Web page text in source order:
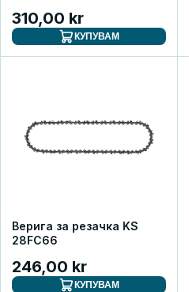
310,00 kr
КУПУВАМ
Верига за резачка KS
28FC66
246,00 kr
КУПУВАМ